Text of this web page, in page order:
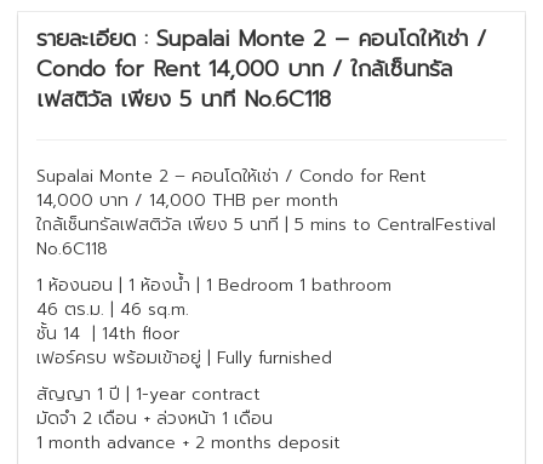
รายละเอียด : Supalai Monte 2 – คอนโดให้เช่า /
Condo for Rent 14,000 บาท / ใกล้เซ็นทรัล
เฟสติวัล เพียง 5 นาที No.6C118
Supalai Monte 2 – คอนโดให้เช่า / Condo for Rent
14,000 บาท / 14,000 THB per month
ใกล้เซ็นทรัลเฟสติวัล เพียง 5 นาที | 5 mins to CentralFestival
No.6C118
1 ห้องนอน | 1 ห้องน้ำ | 1 Bedroom 1 bathroom
46 ตร.ม. | 46 sq.m.
ชั้น 14 | 14th floor
เฟอร์ครบ พร้อมเข้าอยู่ | Fully furnished
สัญญา 1 ปี | 1-year contract
มัดจำ 2 เดือน + ล่วงหน้า 1 เดือน
1 month advance + 2 months deposit